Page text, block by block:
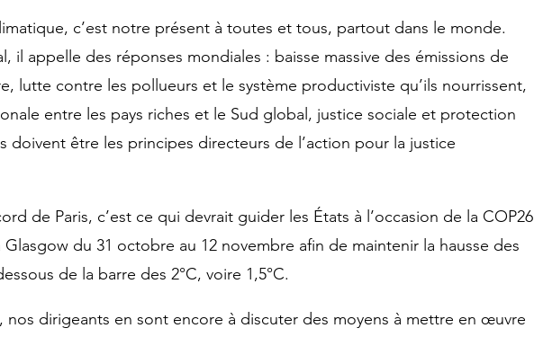
c’est notre présent à toutes et tous, partout dans le monde.
il appelle des réponses mondiales : baisse massive des émissions de
lutte contre les pollueurs et le système productiviste qu’ils nourrissent,
entre les pays riches et le Sud global, justice sociale et protection
doivent être les principes directeurs de l’action pour la justice
de Paris, c’est ce qui devrait guider les États à l’occasion de la COP26
du 31 octobre au 12 novembre afin de maintenir la hausse des
de la barre des 2°C, voire 1,5°C.
nos dirigeants en sont encore à discuter des moyens à mettre en œuvre